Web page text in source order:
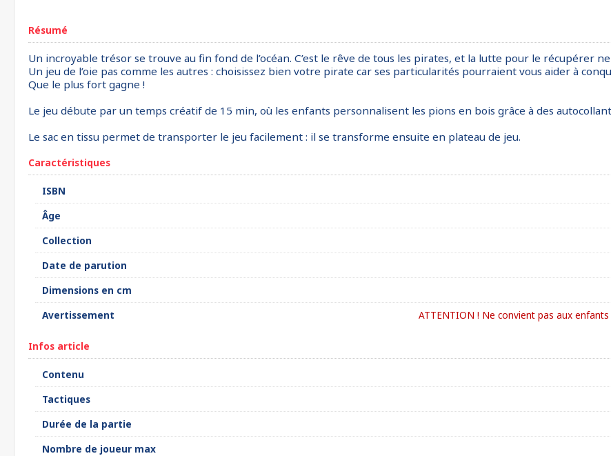
Résumé
Un incroyable trésor se trouve au fin fond de l’océan. C’est le rêve de tous les pirates, et la lutte pour le récupérer
Un jeu de l’oie pas comme les autres : choisissez bien votre pirate car ses particularités pourraient vous aider à
Que le plus fort gagne !
Le jeu débute par un temps créatif de 15 min, où les enfants personnalisent les pions en bois grâce à des
Le sac en tissu permet de transporter le jeu facilement : il se transforme ensuite en plateau de jeu.
Caractéristiques
ISBN
Âge
Collection
Date de parution
Dimensions en cm
Avertissement
ATTENTION ! Ne convient pas aux
Infos article
Contenu
Tactiques
Durée de la partie
Nombre de joueur max